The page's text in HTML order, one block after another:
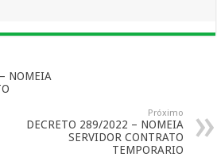
NOMEIA
Próximo
DECRETO 289/2022 – NOMEIA
SERVIDOR CONTRATO
TEMPORARIO